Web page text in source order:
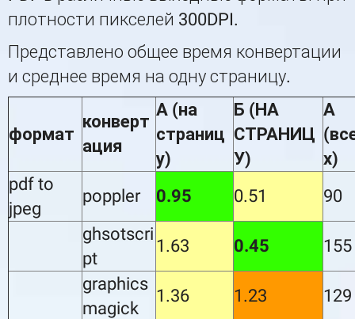
плотности пикселей 300DPI.
Представлено общее время конвертации
и среднее время на одну страницу.
формат
конверт
ация
А (на
страниц
у)
Б (НА
СТРАНИЦ
У)
А
х)
pdf to
jpeg
poppler 0.95 0.51
90
ghsotscri
pt
1.63 0.45
155
graphics
magick
1.36 1.23 129